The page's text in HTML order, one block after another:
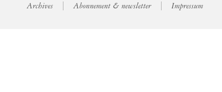
Archives Abonnement & newsletter Impressum